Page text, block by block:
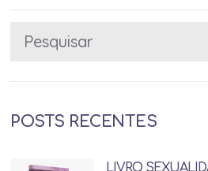
POSTS RECENTES
LIVRO